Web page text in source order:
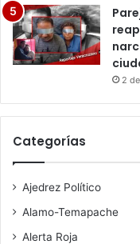
2
Categorías
Ajedrez Político
Alamo-Temapache
Alerta Roja